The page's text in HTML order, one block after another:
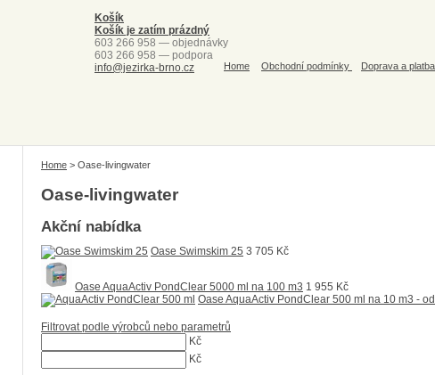
Home Obchodní podmínky Doprava a platba
Košík
Košík je zatím prázdný
603 266 958 — objednávky
603 266 958 — podpora
info@jezirka-brno.cz
Home > Oase-livingwater
Oase-livingwater
Akční nabídka
Oase Swimskim 25 3 705 Kč
Oase AquaActiv PondClear 5000 ml na 100 m3 1 955 Kč
Oase AquaActiv PondClear 500 ml na 10 m3 -
Filtrovat podle výrobců nebo parametrů
Kč
Kč